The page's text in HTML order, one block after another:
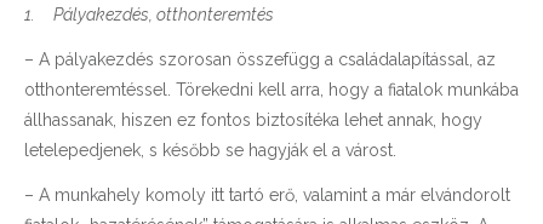
1. Pályakezdés, otthonteremtés
– A pályakezdés szorosan összefügg a családalapítással, az
otthonteremtéssel. Törekedni kell arra, hogy a fiatalok munkába
állhassanak, hiszen ez fontos biztosítéka lehet annak, hogy
letelepedjenek, s később se hagyják el a várost.
– A munkahely komoly itt tartó erő, valamint a már elvándorolt